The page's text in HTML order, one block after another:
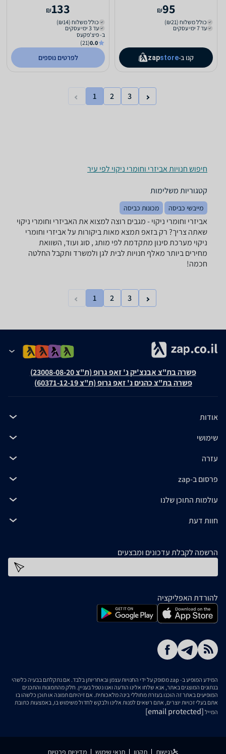
95
₪
כולל משלוח (₪21)
עד 7 ימי עסקים
קנו ב- zapstore
133
₪
כולל משלוח (₪14)
עד 3 ימי עסקים
ב- פיצ'פקעס
0.0
(21)
לפרטים נוספים
1 2 3
חיפוש חנויות אביזרי וחומרי ניקוי לפי עיר
קטגוריות משלימות
מייבשי כביסה מכונות כביסה
אביזרי וחומרי ניקוי - ‏מגבים רוצה למצוא את האביזרי וחומרי ניקוי
שאתה צריך? רק בזאפ תמצא מאות ביקורות על אביזרי וחומרי
ניקוי מערכת סינון מתקדמת לפי מותג , סוג ועוד, השוואת
מחירים ביותר מאלף חנויות לבית לגן ולמשרד ותקבל החלטה
חכמה!
1 2 3
פשרה בת"צ אבנצ'יק נ' זאפ גרופ (ת"צ 23008-08-20)
פשרה בת"צ כהנים נ' זאפ גרופ (ת"צ 60371-12-19)
אודות
שימושי
עזרה
פרסום ב-zap
עולמות התוכן שלנו
חוות דעת
הרשמה לקבלת עדכונים ומבצעים
להורדת האפליקציה
המידע המופיע ב- zap מסופק על ידי החנויות עצמן ובאחריותן בלבד. אם נתקלתם בבעיה כלשהי
בנתונים המוצגים באתר, אנא שלחו אלינו הודעה ואנו נטפל בעניין. חלק מהתמונות והתכנים
המופיעים באתר זה הוכנו בעזרת מחוללי בינה מלאכותית. אם זיהיתם תמונה או תוכן כלשהו בו
אתם בעלי זכויות יוצרים, אתם רשאים לפנות אלינו ולבקש לחדול משימוש בו, באמצעות כתובת
המייל [email protected]